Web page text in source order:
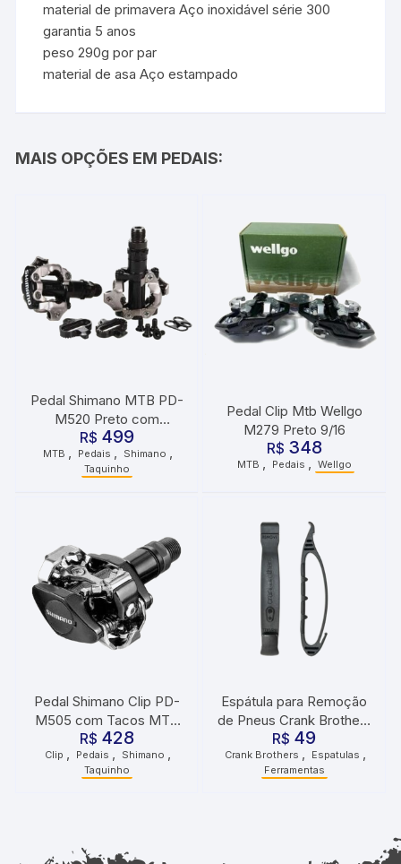
material de primavera Aço inoxidável série 300
garantia 5 anos
peso 290g por par
material de asa Aço estampado
MAIS OPÇÕES EM PEDAIS:
Pedal Shimano MTB PD-
M520 Preto com
Taquinho
R$ 499
MTB Pedais Shimano
Taquinho
Pedal Clip Mtb Wellgo
M279 Preto 9/16
R$ 348
MTB , Pedais , Wellgo
Pedal Shimano Clip PD-
M505 com Tacos MTB
Preto
R$ 428
Clip Pedais Shimano
Taquinho
Espátula para Remoção
de Pneus Crank Brothers
Speedier Lever
R$ 49
Crank Brothers Espatulas
Ferramentas